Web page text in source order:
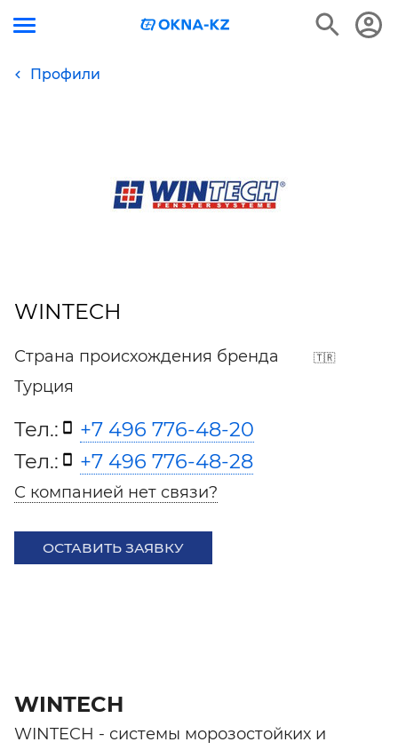
Профили
WINTECH
Страна происхождения бренда
Турция
Тел.:
+7 496 776-48-20
Тел.:
+7 496 776-48-28
С компанией нет связи?
ОСТАВИТЬ ЗАЯВКУ
WINTECH
WINTECH - системы морозостойких и